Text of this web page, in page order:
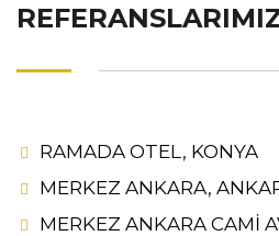
RAMADA OTEL, KONYA
MERKEZ ANKARA,
MERKEZ ANKARA CAMİ